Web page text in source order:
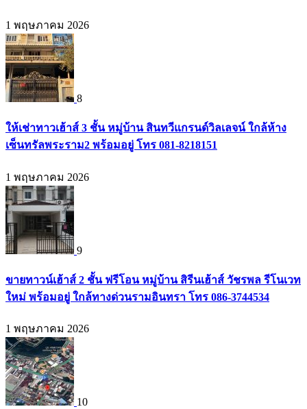
1 พฤษภาคม 2026
8
ให้เช่าทาวเฮ้าส์ 3 ชั้น หมู่บ้าน สินทวีแกรนด์วิลเลจน์ ใกล้ห้าง
เซ็นทรัลพระราม2 พร้อมอยู่ โทร 081-8218151
1 พฤษภาคม 2026
9
ขายทาวน์เฮ้าส์ 2 ชั้น ฟรีโอน หมู่บ้าน สิรีนเฮ้าส์ วัชรพล รีโนเวท
ใหม่ พร้อมอยู่ ใกล้ทางด่วนรามอินทรา โทร 086-3744534
1 พฤษภาคม 2026
10